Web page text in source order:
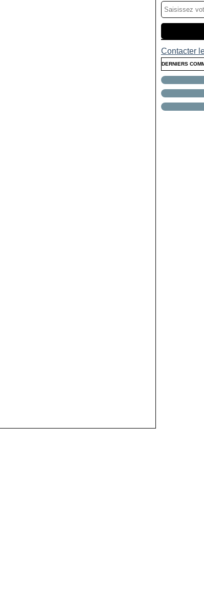
Contacter
DERNIERS